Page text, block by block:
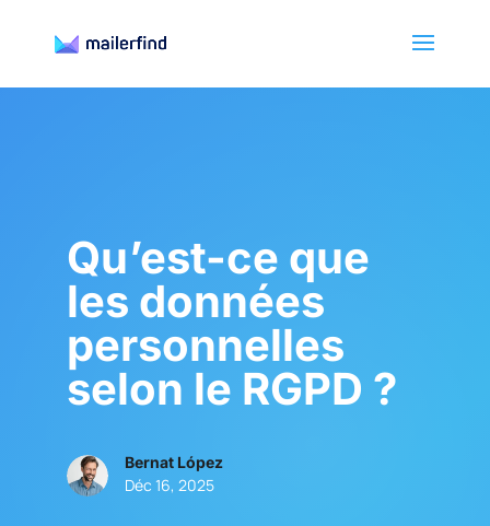
Qu’est-ce que
les données
personnelles
selon le RGPD ?
Bernat López
Déc 16, 2025